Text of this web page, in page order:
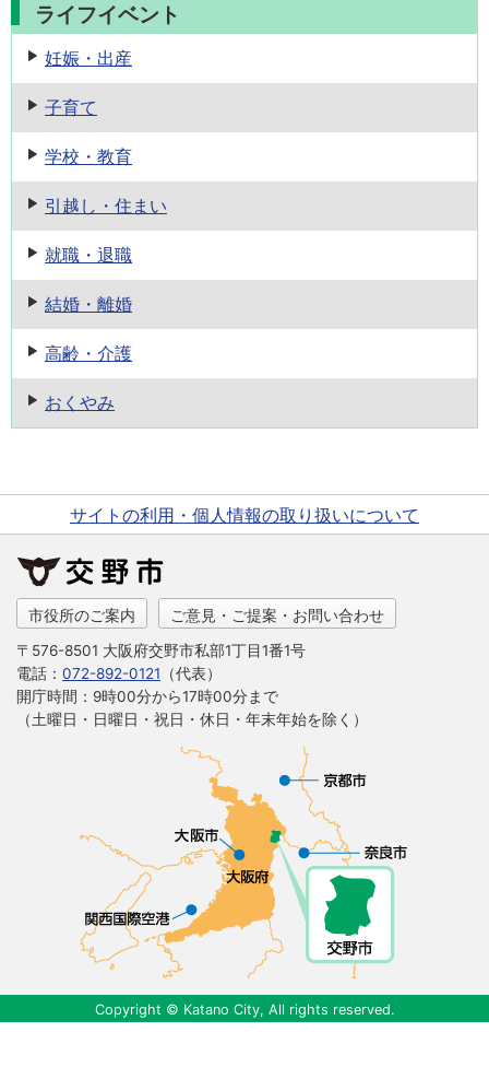
ライフイベント
妊娠・出産
子育て
学校・教育
引越し・住まい
就職・退職
結婚・離婚
高齢・介護
おくやみ
サイトの利用・個人情報の取り扱いについて
市役所のご案内 ご意見・ご提案・お問い合わせ
〒576-8501 大阪府交野市私部1丁目1番1号
電話： 072-892-0121 （代表）
開庁時間：9時00分から17時00分まで
（土曜日・日曜日・祝日・休日・年末年始を除く）
Copyright © Katano City, All rights reserved.